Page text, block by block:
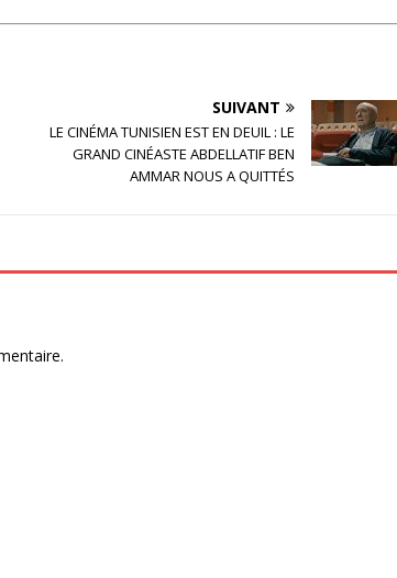
SUIVANT
LE CINÉMA TUNISIEN EST EN DEUIL : LE
GRAND CINÉASTE ABDELLATIF BEN
AMMAR NOUS A QUITTÉS